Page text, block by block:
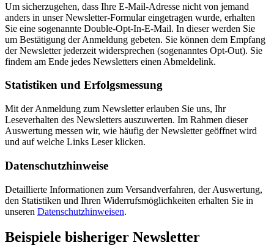
Um sicherzugehen, dass Ihre E-Mail-Adresse nicht von jemand
anders in unser Newsletter-Formular eingetragen wurde, erhalten
Sie eine sogenannte Double-Opt-In-E-Mail. In dieser werden Sie
um Bestätigung der Anmeldung gebeten. Sie können dem Empfang
der Newsletter jederzeit widersprechen (sogenanntes Opt-Out). Sie
findem am Ende jedes Newsletters einen Abmeldelink.
Statistiken und Erfolgsmessung
Mit der Anmeldung zum Newsletter erlauben Sie uns, Ihr
Leseverhalten des Newsletters auszuwerten. Im Rahmen dieser
Auswertung messen wir, wie häufig der Newsletter geöffnet wird
und auf welche Links Leser klicken.
Datenschutzhinweise
Detaillierte Informationen zum Versandverfahren, der Auswertung,
den Statistiken und Ihren Widerrufsmöglichkeiten erhalten Sie in
unseren Datenschutzhinweisen.
Beispiele bisheriger Newsletter